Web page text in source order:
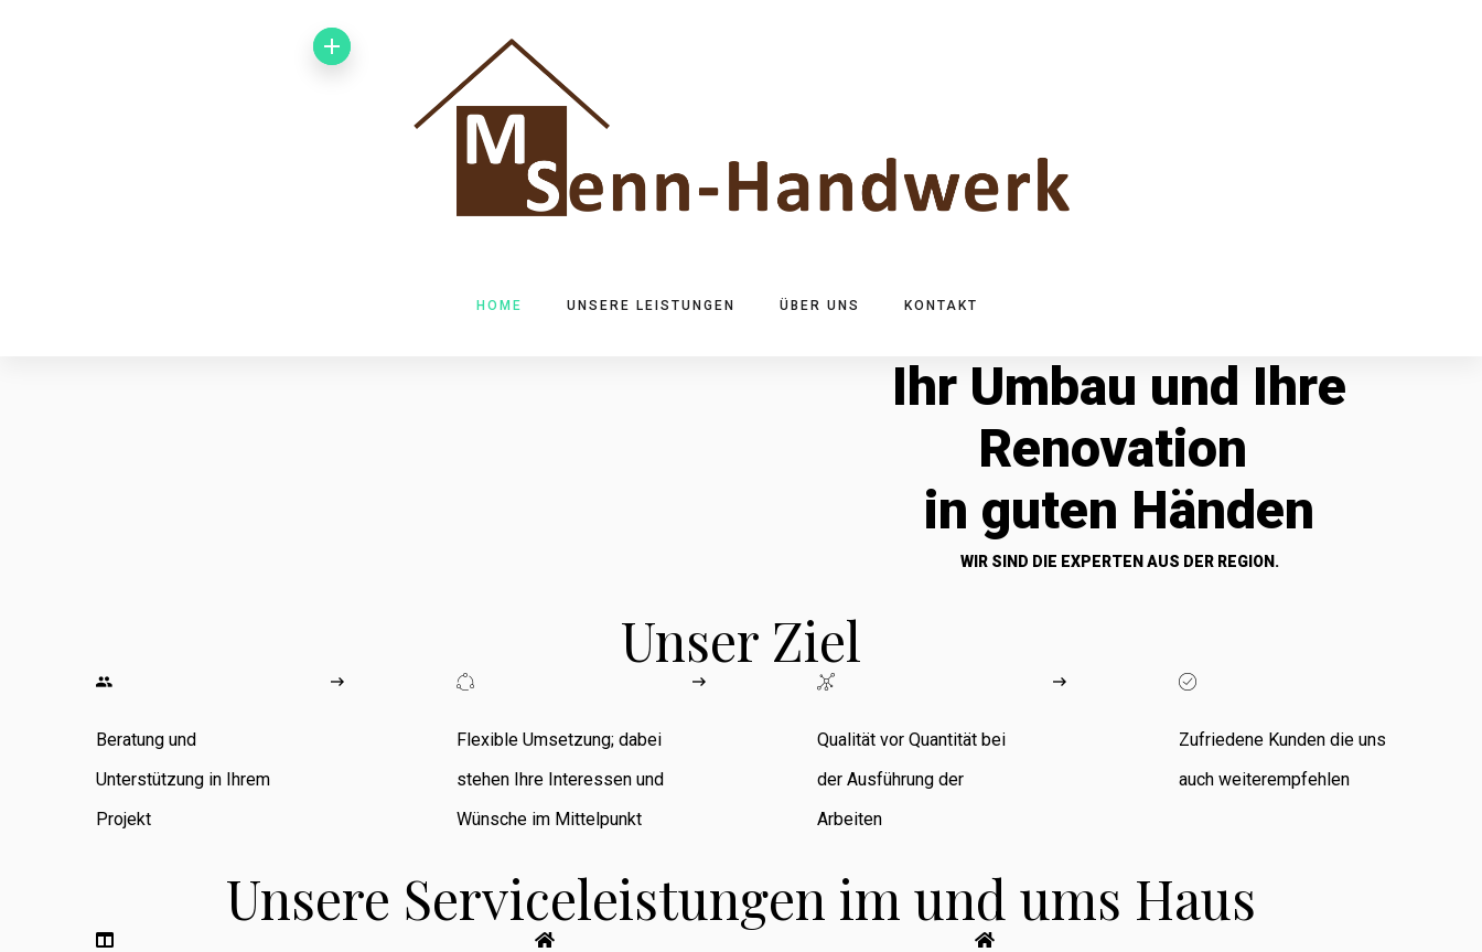
HOME UNSERE LEISTUNGEN ÜBER UNS KONTAKT
Ihr Umbau und Ihre
Renovation
in guten Händen
WIR SIND DIE EXPERTEN AUS DER REGION.
Unser Ziel
Beratung und
Unterstützung in Ihrem
Projekt
Flexible Umsetzung; dabei
stehen Ihre Interessen und
Wünsche im Mittelpunkt
Qualität vor Quantität bei
der Ausführung der
Arbeiten
Zufriedene Kunden die uns
auch weiterempfehlen
Unsere Serviceleistungen im und ums Haus
Zimmerarbeiten,
Umbauten,
Sanierungen